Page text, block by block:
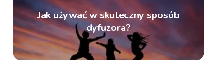
Jak używać w skuteczny sposób
dyfuzora?